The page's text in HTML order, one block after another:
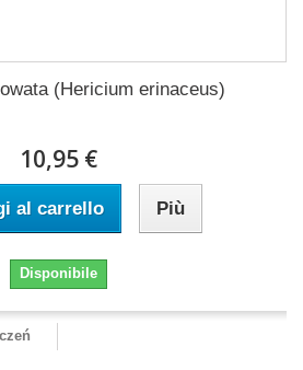
(Hericium erinaceus)
10,95 €
al carrello Più
Disponibile